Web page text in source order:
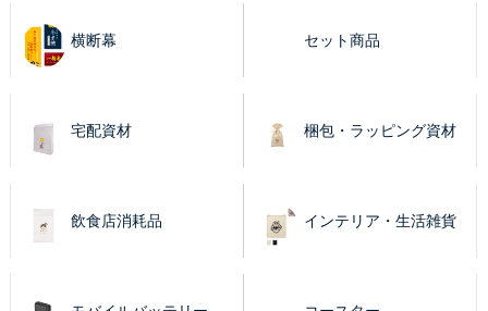
横断幕 セット商品
宅配資材 梱包・ラッピング資材
飲食店消耗品 インテリア・生活雑貨